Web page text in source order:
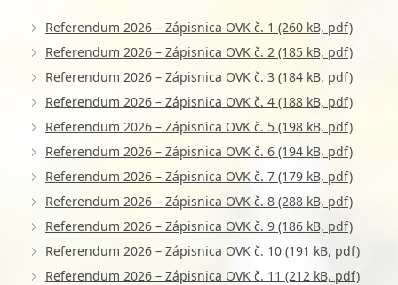
Referendum 2026 – Zápisnica OVK č. 1 (260 kB, pdf)
Referendum 2026 – Zápisnica OVK č. 2 (185 kB, pdf)
Referendum 2026 – Zápisnica OVK č. 3 (184 kB, pdf)
Referendum 2026 – Zápisnica OVK č. 4 (188 kB, pdf)
Referendum 2026 – Zápisnica OVK č. 5 (198 kB, pdf)
Referendum 2026 – Zápisnica OVK č. 6 (194 kB, pdf)
Referendum 2026 – Zápisnica OVK č. 7 (179 kB, pdf)
Referendum 2026 – Zápisnica OVK č. 8 (288 kB, pdf)
Referendum 2026 – Zápisnica OVK č. 9 (186 kB, pdf)
Referendum 2026 – Zápisnica OVK č. 10 (191 kB, pdf)
Referendum 2026 – Zápisnica OVK č. 11 (212 kB, pdf)